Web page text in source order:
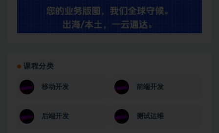
课程分类
移动开发 前端开发
后端开发 测试运维